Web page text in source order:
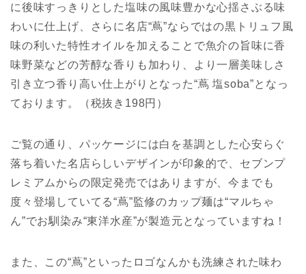
に後味すっきりとした塩味の風味豊かな心揺さぶる味
わいに仕上げ、さらに名店“蔦”ならではの黒トリュフ風
味の利いた特性オイルを加えることで魚介の旨味に香
味野菜などの芳醇な香りも加わり、より一層美味しさ
引き立つ香り高い仕上がりとなった“蔦 塩soba”となっ
ております。（税抜き198円）
ご覧の通り、パッケージには白を基調とした心安らぐ
落ち着いた名店らしいデザインが印象的で、セブンプ
レミアムからの限定発売ではありますが、今までも
度々登場していてる“蔦”監修のカップ麺は“マルちゃ
ん”でお馴染み“東洋水産”が製造元となっていますね！
また、この“蔦”といったロゴなんかも洗練された味わ